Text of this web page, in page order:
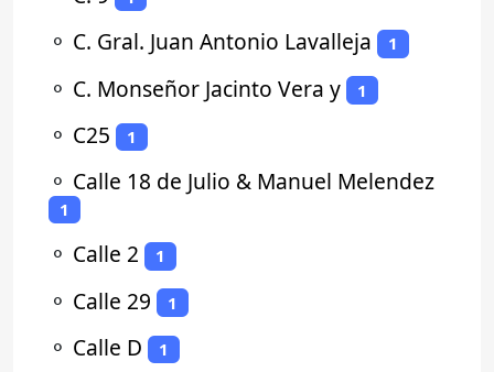
⚬ C. Gral. Juan Antonio Lavalleja 1
⚬ C. Monseñor Jacinto Vera y 1
⚬ C25 1
⚬ Calle 18 de Julio & Manuel Melendez
1
⚬ Calle 2 1
⚬ Calle 29 1
⚬ Calle D 1